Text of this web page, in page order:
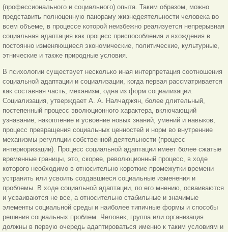
(профессионального и социального) опыта. Таким образом, можно
представить полноценную панораму жизнедеятельности человека во
всем объеме, в процессе которой неизбежно реализуется непрерывная
социальная адаптация как процесс приспособления и вхождения в
постоянно изменяющиеся экономические, политические, культурные,
этнические и также природные условия.
В психологии существует несколько иная интерпретация соотношения
социальной адаптации и социализации, когда первая рассматривается
как составная часть, механизм, одна из форм социализации.
Социализация, утверждает А. А. Налчаджян, более длительный,
постепенный процесс эволюционного характера, включающий
узнавание, накопление и усвоение новых знаний, умений и навыков,
процесс превращения социальных ценностей и норм во внутренние
механизмы регуляции собственной деятельности (процесс
интериоризации). Процесс социальной адаптации имеет более сжатые
временные границы, это, скорее, революционный процесс, в ходе
которого необходимо в относительно короткие промежутки времени
устранить или усвоить создавшиеся социальные изменения и
проблемы. В ходе социальной адаптации, по его мнению, осваиваются
и усваиваются не все, а относительно стабильные и значимые
элементы социальной среды и наиболее типичные формы и способы
решения социальных проблем. Человек, группа или организация
должны в первую очередь адаптироваться именно к таким условиям и